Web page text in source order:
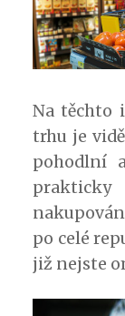
Na těchto
trhu je
pohodlní
po celé
již nejste